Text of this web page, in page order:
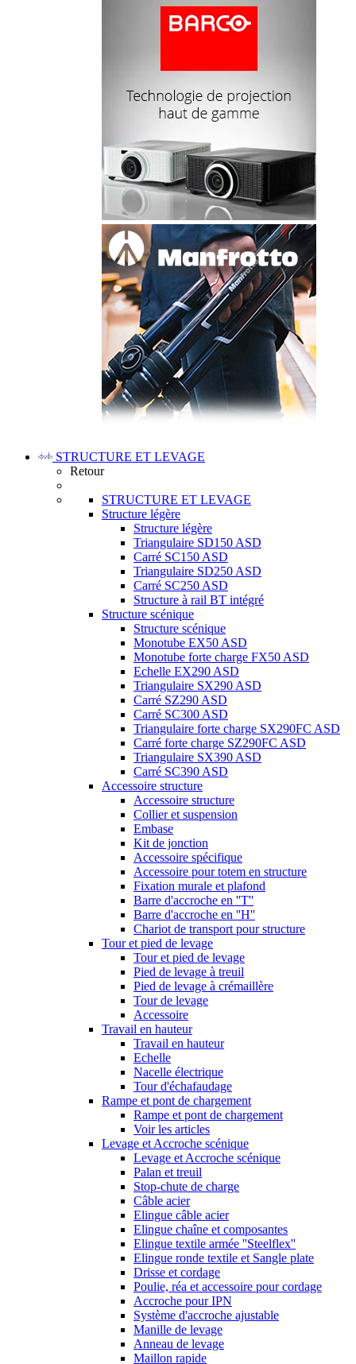
STRUCTURE ET LEVAGE
Retour
STRUCTURE ET LEVAGE
Structure légère
Structure légère
Triangulaire SD150 ASD
Carré SC150 ASD
Triangulaire SD250 ASD
Carré SC250 ASD
Structure à rail BT intégré
Structure scénique
Structure scénique
Monotube EX50 ASD
Monotube forte charge FX50 ASD
Echelle EX290 ASD
Triangulaire SX290 ASD
Carré SZ290 ASD
Carré SC300 ASD
Triangulaire forte charge SX290FC ASD
Carré forte charge SZ290FC ASD
Triangulaire SX390 ASD
Carré SC390 ASD
Accessoire structure
Accessoire structure
Collier et suspension
Embase
Kit de jonction
Accessoire spécifique
Accessoire pour totem en structure
Fixation murale et plafond
Barre d'accroche en ''T''
Barre d'accroche en ''H''
Chariot de transport pour structure
Tour et pied de levage
Tour et pied de levage
Pied de levage à treuil
Pied de levage à crémaillère
Tour de levage
Accessoire
Travail en hauteur
Travail en hauteur
Echelle
Nacelle électrique
Tour d'échafaudage
Rampe et pont de chargement
Rampe et pont de chargement
Voir les articles
Levage et Accroche scénique
Levage et Accroche scénique
Palan et treuil
Stop-chute de charge
Câble acier
Elingue câble acier
Elingue chaîne et composantes
Elingue textile armée ''Steelflex''
Elingue ronde textile et Sangle plate
Drisse et cordage
Poulie, réa et accessoire pour cordage
Accroche pour IPN
Système d'accroche ajustable
Manille de levage
Anneau de levage
Maillon rapide